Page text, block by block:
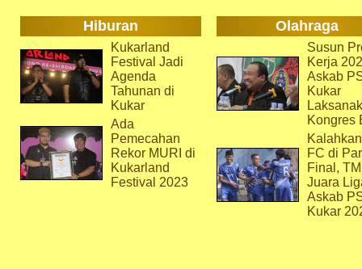
Hiburan Olahraga
Kukarland
Festival Jadi
Agenda
Tahunan di
Kukar
Ada
Pemecahan
Rekor MURI di
Kukarland
Festival 2023
Susun
Kerja
Askab
Kukar
Kongres
FC di
Final,
Juara
Askab
Kukar